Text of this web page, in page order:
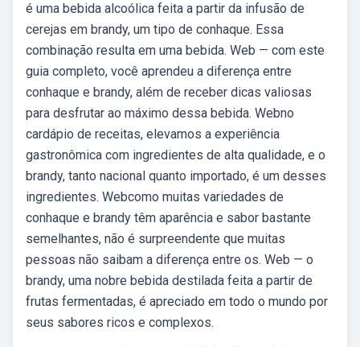
é uma bebida alcoólica feita a partir da infusão de
cerejas em brandy, um tipo de conhaque. Essa
combinação resulta em uma bebida. Web — com este
guia completo, você aprendeu a diferença entre
conhaque e brandy, além de receber dicas valiosas
para desfrutar ao máximo dessa bebida. Webno
cardápio de receitas, elevamos a experiência
gastronômica com ingredientes de alta qualidade, e o
brandy, tanto nacional quanto importado, é um desses
ingredientes. Webcomo muitas variedades de
conhaque e brandy têm aparência e sabor bastante
semelhantes, não é surpreendente que muitas
pessoas não saibam a diferença entre os. Web — o
brandy, uma nobre bebida destilada feita a partir de
frutas fermentadas, é apreciado em todo o mundo por
seus sabores ricos e complexos.